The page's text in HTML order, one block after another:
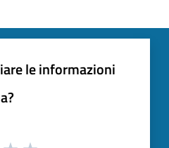
le informazioni